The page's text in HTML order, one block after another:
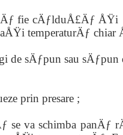
fie cÄƒlduÅ£Äƒ ÅŸi
temperaturÄƒ chiar
de sÄƒpun sau
prin presare ;
se va schimba panÄƒ